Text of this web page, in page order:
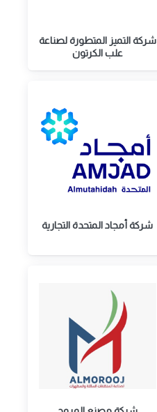
شركة التميز المتطورة لصناعة
علب الكرتون
شركة أمجاد المتحدة التجارية